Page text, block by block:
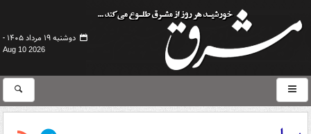
دوشنبه ۱۹ مرداد ۱۴۰۵ -
Aug 10 2026